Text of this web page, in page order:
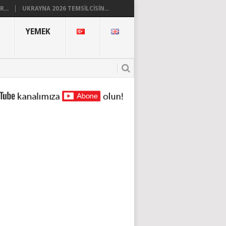
UKRAYNA 2026 TEMSILCISIN...
YEMEK